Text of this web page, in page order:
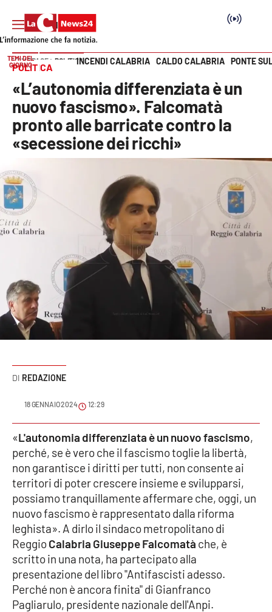
Cronaca
Politica
Attualità
Economia e lavoro
Sanità
Sport
Cultura
Podcast
Meteo
Editoriali
VIDEO
Ambiente
Cronaca
Cultura
Economia e Lavoro
Vai
TEMI DEL
GIORNO
INCENDI CALABRIA CALDO CALABRIA PONTE
HOME PAGE POLITICA
POLITICA
«L’autonomia differenziata è un
nuovo fascismo». Falcomatà
pronto alle barricate contro la
«secessione dei ricchi»
REDAZIONE
18 GENNAIO 2024 12:29
«L'autonomia differenziata è un nuovo fascismo,
perché, se è vero che il fascismo toglie la libertà,
non garantisce i diritti per tutti, non consente ai
territori di poter crescere insieme e svilupparsi,
possiamo tranquillamente affermare che, oggi, un
nuovo fascismo è rappresentato dalla riforma
leghista». A dirlo il sindaco metropolitano di
ReggioCalabria Giuseppe Falcomatà che, è
scritto in una nota, ha partecipato alla
presentazione del libro "Antifascisti adesso.
Perché non è ancora finita" di Gianfranco
Pagliarulo, presidente nazionale dell'Anpi.